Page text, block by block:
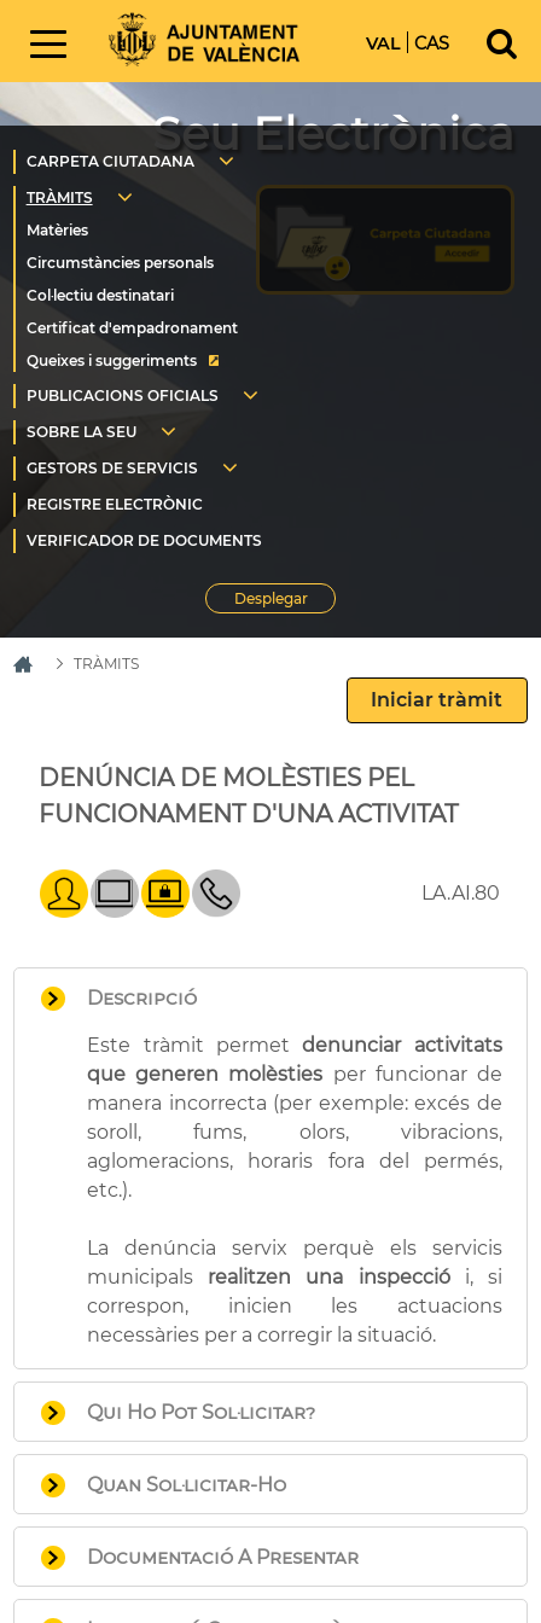
VAL CAS
Seu Electrònica
Queixes i suggeriments
TRÀMITS
DENÚNCIA DE MOLÈSTIES PEL
FUNCIONAMENT D'UNA ACTIVITAT
LA.AI.80
Descripció
Este tràmit permetdenunciar activitats
que generen molèsties per funcionar de
manera incorrecta (per exemple: excés de
soroll, fums, olors, vibracions,
aglomeracions, horaris fora del permés,
etc.).
La denúncia servix perquè els servicis
municipals realitzen una inspecció i, si
correspon, inicien les actuacions
necessàries per a corregir la situació.
Qui Ho Pot Sol·licitar?
Qualsevol persona física o jurídica
(empresa, comunitat, associació…)
directament afectadaper les
molèsties.
representant legal, sempre que
Quan Sol·licitar-Ho
En qualsevol moment.
Documentació A Presentar
Presentació presencial: S'haurà de